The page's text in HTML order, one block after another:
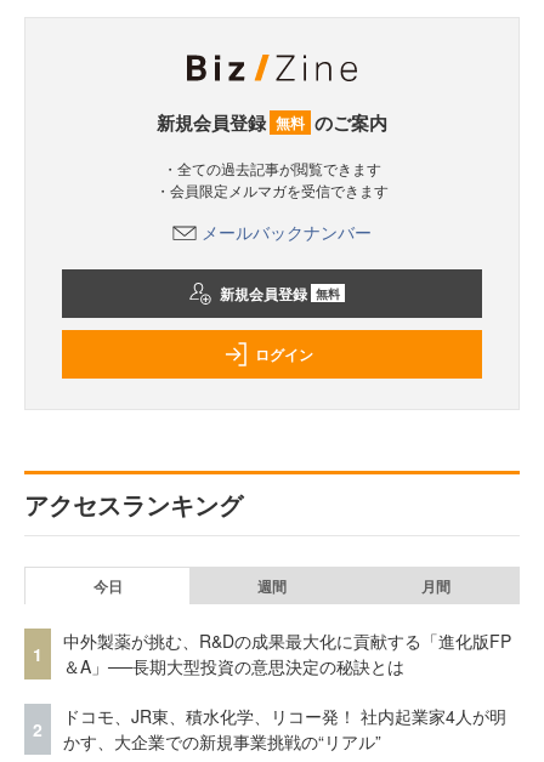
新規会員登録 無料 のご案内
・全ての過去記事が閲覧できます
・会員限定メルマガを受信できます
メールバックナンバー
新規会員登録 無料
ログイン
アクセスランキング
今日 週間 月間
1
中外製薬が挑む、R&Dの成果最大化に貢献する「進化版FP
＆A」──長期大型投資の意思決定の秘訣とは
2
ドコモ、JR東、積水化学、リコー発！ 社内起業家4人が明
かす、大企業での新規事業挑戦の“リアル”